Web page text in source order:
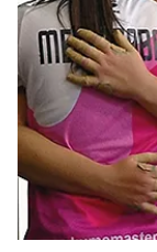
Balonmano
Kirolak 360
Atletismo
Carreras de